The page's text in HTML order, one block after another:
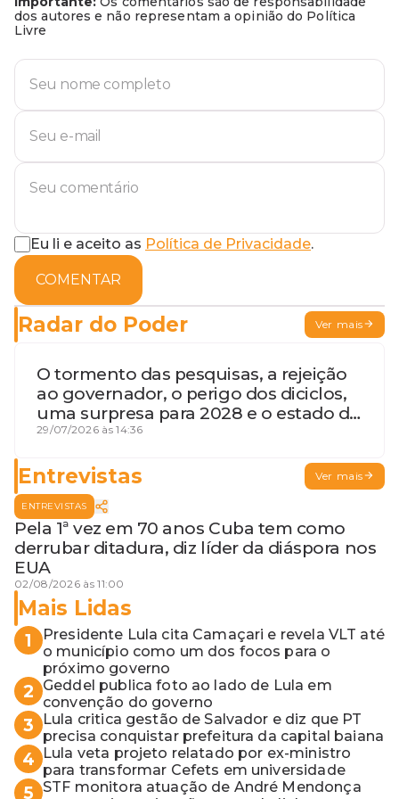
dos autores e não representam a opinião do Política
Livre
Eu li e aceito as Política de Privacidade.
COMENTAR
Radar do Poder Ver mais
O tormento das pesquisas, a rejeição
ao governador, o perigo dos diciclos,
uma surpresa para 2028 e o estado de
terceira guerra mundial
29/07/2026 às 14:36
Entrevistas Ver mais
ENTREVISTAS
Pela 1ª vez em 70 anos Cuba tem como
derrubar ditadura, diz líder da diáspora nos
EUA
02/08/2026 às 11:00
Mais Lidas
1
Presidente Lula cita Camaçari e revela VLT até
o município como um dos focos para o
próximo governo
2
Geddel publica foto ao lado de Lula em
convenção do governo
3
Lula critica gestão de Salvador e diz que PT
precisa conquistar prefeitura da capital baiana
4
Lula veta projeto relatado por ex-ministro
para transformar Cefets em universidade
5
STF monitora atuação de André Mendonça